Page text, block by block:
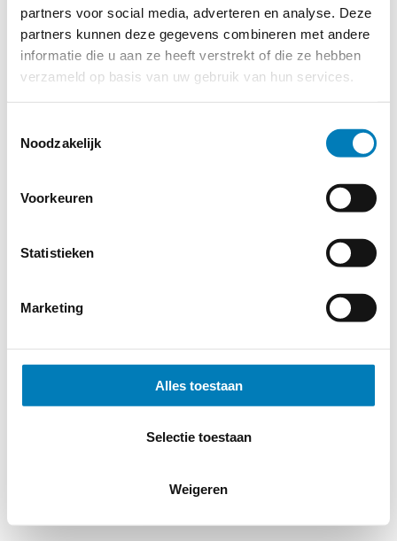
partners voor social media, adverteren en analyse. Deze
partners kunnen deze gegevens combineren met andere
informatie die u aan ze heeft verstrekt of die ze hebben
verzameld op basis van uw gebruik van hun services.
Noodzakelijk
Voorkeuren
Statistieken
Marketing
Alles toestaan
Selectie toestaan
Weigeren
© 2026MERWEtechniek B.V.-Disclaimer-Privacy Policy-